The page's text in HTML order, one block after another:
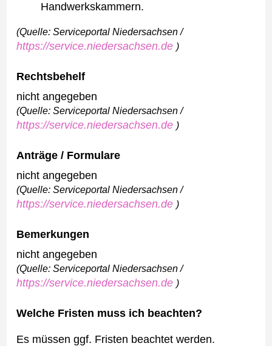
Handwerkskammern.
(Quelle: Serviceportal Niedersachsen /
https://service.niedersachsen.de )
Rechtsbehelf
nicht angegeben
(Quelle: Serviceportal Niedersachsen /
https://service.niedersachsen.de )
Anträge / Formulare
nicht angegeben
(Quelle: Serviceportal Niedersachsen /
https://service.niedersachsen.de )
Bemerkungen
nicht angegeben
(Quelle: Serviceportal Niedersachsen /
https://service.niedersachsen.de )
Welche Fristen muss ich beachten?
Es müssen ggf. Fristen beachtet werden.